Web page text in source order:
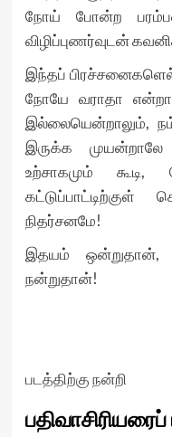
நோய் போன்ற
விழிப்புணர்வுடன்
இந்தப்
நோயே வராதா
இல்லையென்றாலும்,
இருக்க
உற்சாகமும்
நிதர்சனமே!
இதயம் ஒன்றுதான்,
நன்றுதான்!
படத்திற்கு நன்றி
பதிவாசிரியரைப்